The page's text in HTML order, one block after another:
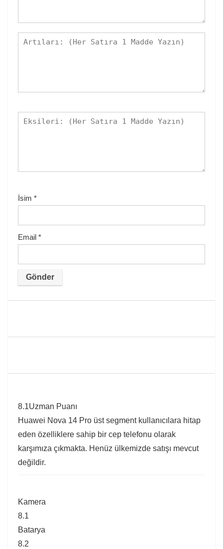
İsim *
Email *
8.1Uzman Puanı
Huawei Nova 14 Pro üst segment kullanıcılara hitap
eden özelliklere sahip bir cep telefonu olarak
karşımıza çıkmakta. Henüz ülkemizde satışı mevcut
değildir.
Kamera
8.1
Batarya
8.2